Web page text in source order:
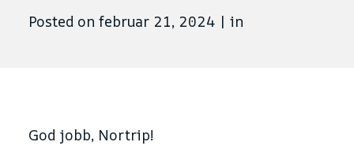
Posted on februar 21, 2024 | in
God jobb, Nortrip!